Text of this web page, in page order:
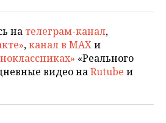
на телеграм-канал,
,канал в MAXи
«Реального
видео наRutube и